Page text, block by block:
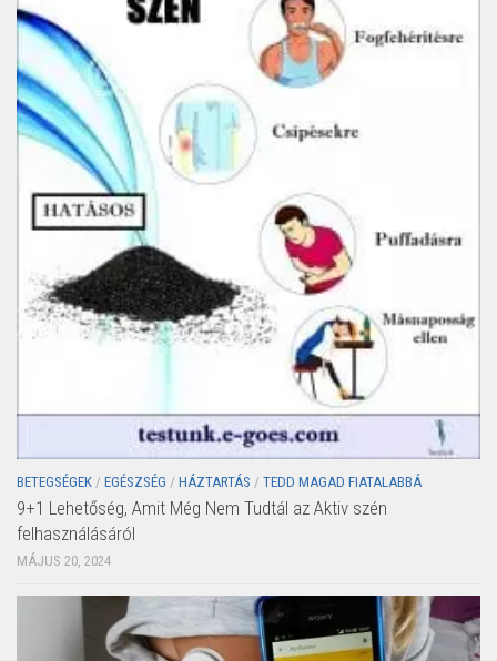
BETEGSÉGEK / EGÉSZSÉG / HÁZTARTÁS / TEDD MAGAD FIATALABBÁ
9+1 Lehetőség, Amit Még Nem Tudtál az Aktiv szén
felhasználásáról
MÁJUS 20, 2024